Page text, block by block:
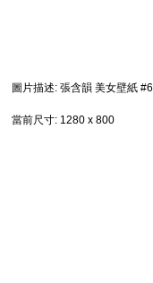
圖片描述: 張含韻 美女壁紙 #6
當前尺寸: 1280 x 800